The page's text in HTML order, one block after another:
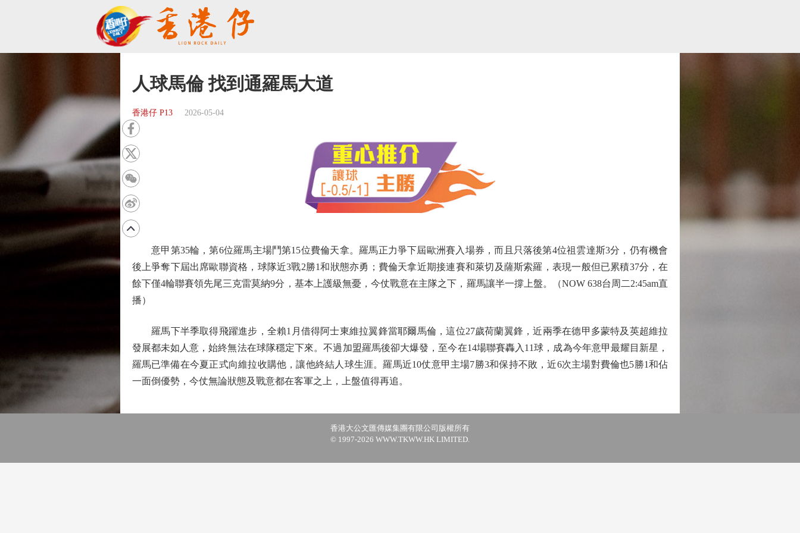
人球馬倫 找到通羅馬大道
香港仔 P13 2026-05-04
意甲第35輪，第6位羅馬主場鬥第15位費倫天拿。羅馬正力爭下屆歐洲賽入場券，而且只落後第4位祖雲達斯3分，仍有機會
後上爭奪下屆出席歐聯資格，球隊近3戰2勝1和狀態亦勇；費倫天拿近期接連賽和萊切及薩斯索羅，表現一般但已累積37分，在
餘下僅4輪聯賽領先尾三克雷莫納9分，基本上護級無憂，今仗戰意在主隊之下，羅馬讓半一撐上盤。（NOW 638台周二2:45am直
播）
羅馬下半季取得飛躍進步，全賴1月借得阿士東維拉翼鋒當耶爾馬倫，這位27歲荷蘭翼鋒，近兩季在德甲多蒙特及英超維拉
發展都未如人意，始終無法在球隊穩定下來。不過加盟羅馬後卻大爆發，至今在14場聯賽轟入11球，成為今年意甲最耀目新星，
羅馬已準備在今夏正式向維拉收購他，讓他終結人球生涯。羅馬近10仗意甲主場7勝3和保持不敗，近6次主場對費倫也5勝1和佔
一面倒優勢，今仗無論狀態及戰意都在客軍之上，上盤值得再追。
香港大公文匯傳媒集團有限公司版權所有
© 1997-2026 WWW.TKWW.HK LIMITED.